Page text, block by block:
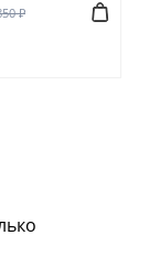
₽